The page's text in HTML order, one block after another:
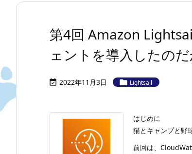
第4回 Amazon
ェントを導入したの
 2022年11月3日  Lightsail
はじめに
猫とキャンプと野
前回は、